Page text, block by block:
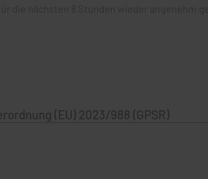
die nächsten 8 Stunden wieder angenehm
(EU) 2023/988 (GPSR)